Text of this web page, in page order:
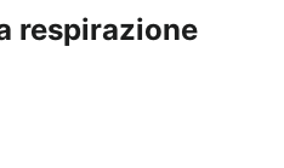
respirazione